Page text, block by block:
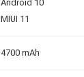
Android 10
MIUI 11
4700 mAh